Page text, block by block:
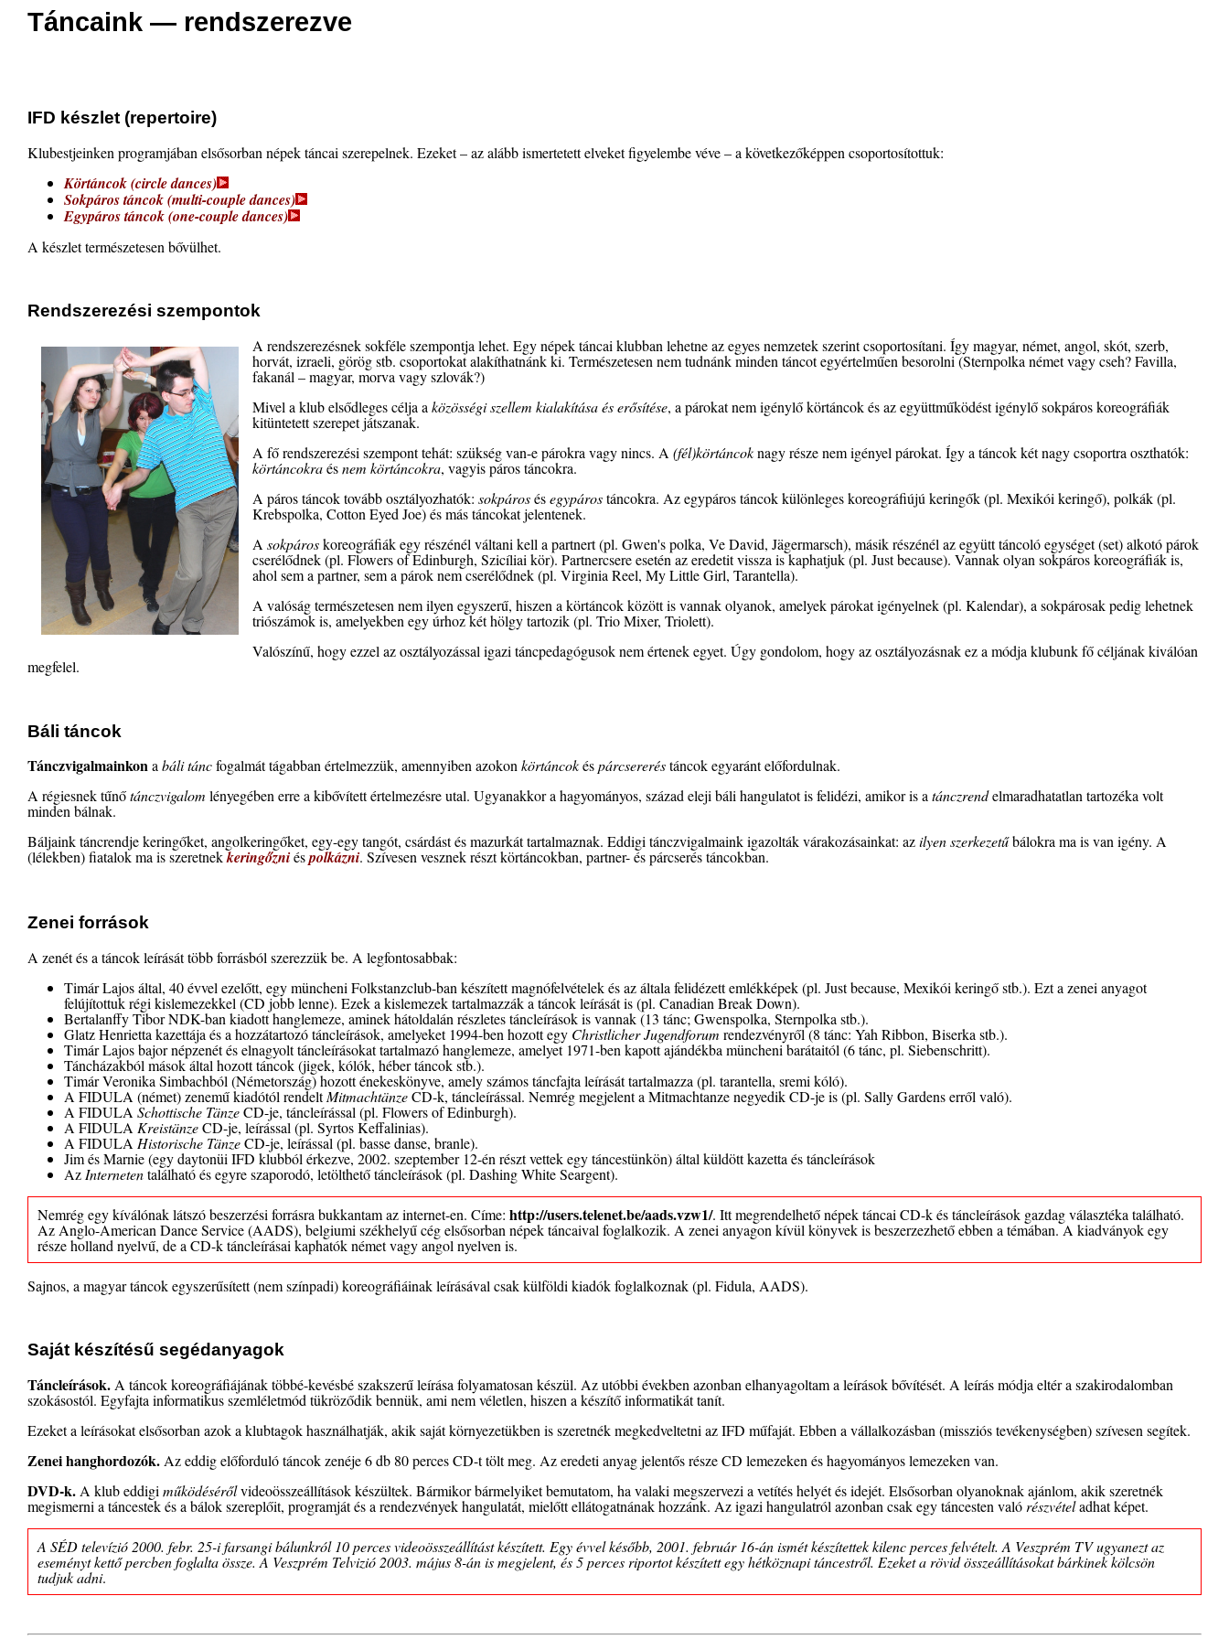
Táncaink — rendszerezve
IFD készlet (repertoire)
Klubestjeinken programjában elsősorban népek táncai szerepelnek. Ezeket – az alább ismertetett elveket figyelembe véve – a következőképpen csoportosítottuk:
Körtáncok (circle dances)
Sokpáros táncok (multi-couple dances)
Egypáros táncok (one-couple dances)
A készlet természetesen bővülhet.
Rendszerezési szempontok
A rendszerezésnek sokféle szempontja lehet. Egy népek táncai klubban lehetne az egyes nemzetek szerint csoportosítani. Így magyar, német, angol, skót, szerb,
horvát, izraeli, görög stb. csoportokat alakíthatnánk ki. Természetesen nem tudnánk minden táncot egyértelműen besorolni (Sternpolka német vagy cseh? Favilla,
fakanál – magyar, morva vagy szlovák?)
Mivel a klub elsődleges célja a közösségi szellem kialakítása és erősítése, a párokat nem igénylő körtáncok és az együttműködést igénylő sokpáros koreográfiák
kitüntetett szerepet játszanak.
A fő rendszerezési szempont tehát: szükség van-e párokra vagy nincs. A (fél)körtáncoknagy része nem igényel párokat. Így a táncok két nagy csoportra oszthatók:
körtáncokraésnem körtáncokra, vagyis páros táncokra.
A páros táncok tovább osztályozhatók: sokpárosésegypárostáncokra. Az egypáros táncok különleges koreográfiújú keringők (pl. Mexikói keringő), polkák (pl.
Krebspolka, Cotton Eyed Joe) és más táncokat jelentenek.
A sokpároskoreográfiák egy részénél váltani kell a partnert (pl. Gwen's polka, Ve David, Jägermarsch), másik részénél az együtt táncoló egységet (set) alkotó párok
cserélődnek (pl. Flowers of Edinburgh, Szicíliai kör). Partnercsere esetén az eredetit vissza is kaphatjuk (pl. Just because). Vannak olyan sokpáros koreográfiák is,
ahol sem a partner, sem a párok nem cserélődnek (pl. Virginia Reel, My Little Girl, Tarantella).
A valóság természetesen nem ilyen egyszerű, hiszen a körtáncok között is vannak olyanok, amelyek párokat igényelnek (pl. Kalendar), a sokpárosak pedig lehetnek
triószámok is, amelyekben egy úrhoz két hölgy tartozik (pl. Trio Mixer, Triolett).
Valószínű, hogy ezzel az osztályozással igazi táncpedagógusok nem értenek egyet. Úgy gondolom, hogy az osztályozásnak ez a módja klubunk fő céljának kiválóan
megfelel.
Báli táncok
Tánczvigalmainkonabáli táncfogalmát tágabban értelmezzük, amennyiben azokonkörtáncokéspárcsereréstáncok egyaránt előfordulnak.
A régiesnek tűnőtánczvigalom lényegében erre a kibővített értelmezésre utal. Ugyanakkor a hagyományos, század eleji báli hangulatot is felidézi, amikor is atánczrendelmaradhatatlan tartozéka volt
minden bálnak.
Báljaink táncrendje keringőket, angolkeringőket, egy-egy tangót, csárdást és mazurkát tartalmaznak. Eddigi tánczvigalmaink igazolták várakozásainkat: azilyen szerkezetűbálokra ma is van igény. A
(lélekben)fiatalok ma is szeretnekkeringőzniéspolkázni. Szívesen vesznek részt körtáncokban, partner- és párcserés táncokban.
Zenei források
A zenét és a táncok leírását több forrásból szerezzük be. A legfontosabbak:
Timár Lajos által, 40 évvel ezelőtt, egy müncheni Folkstanzclub-ban készített magnófelvételek és az általa felidézett emlékképek (pl. Just because, Mexikói keringő stb.). Ezt a zenei anyagot
felújítottuk régi kislemezekkel (CD jobb lenne). Ezek a kislemezek tartalmazzák a táncok leírását is (pl. Canadian Break Down).
Bertalanffy Tibor NDK-ban kiadott hanglemeze, aminek hátoldalán részletes táncleírások is vannak (13 tánc; Gwenspolka, Sternpolka stb.).
Glatz Henrietta kazettája és a hozzátartozó táncleírások, amelyeket 1994-ben hozott egy Christlicher Jugendforum rendezvényről (8 tánc: Yah Ribbon, Biserka stb.).
Timár Lajos bajor népzenét és elnagyolt táncleírásokat tartalmazó hanglemeze, amelyet 1971-ben kapott ajándékba müncheni barátaitól (6 tánc, pl. Siebenschritt).
Táncházakból mások által hozott táncok (jigek, kólók, héber táncok stb.).
Timár Veronika Simbachból (Németország) hozott énekeskönyve, amely számos táncfajta leírását tartalmazza (pl. tarantella, sremi kóló).
A FIDULA (német) zenemű kiadótól rendeltMitmachtänzeCD-k, táncleírással. Nemrég megjelent a Mitmachtanze negyedik CD-je is (pl. Sally Gardens erről való).
A FIDULA Schottische TänzeCD-je, táncleírással (pl. Flowers of Edinburgh).
A FIDULA KreistänzeCD-je, leírással (pl. Syrtos Keffalinias).
A FIDULA Historische TänzeCD-je, leírással (pl. basse danse, branle).
Jim és Marnie (egy daytonüi IFD klubból érkezve, 2002. szeptember 12-én részt vettek egy táncestünkön) által küldött kazetta és táncleírások
Az Internetentalálható és egyre szaporodó, letölthető táncleírások (pl. Dashing White Seargent).
Nemrég egy kíválónak látszó beszerzési forrásra bukkantam az internet-en. Címe: http://users.telenet.be/aads.vzw1/. Itt megrendelhető népek táncai CD-k és táncleírások gazdag választéka található.
Az Anglo-American Dance Service (AADS), belgiumi székhelyű cég elsősorban népek táncaival foglalkozik. A zenei anyagon kívül könyvek is beszerzezhető ebben a témában. A kiadványok egy
része holland nyelvű, de a CD-k táncleírásai kaphatók német vagy angol nyelven is.
Sajnos, a magyar táncok egyszerűsített (nem színpadi) koreográfiáinak leírásával csak külföldi kiadók foglalkoznak (pl. Fidula, AADS).
Saját készítésű segédanyagok
Táncleírások. A táncok koreográfiájának többé-kevésbé szakszerű leírása folyamatosan készül. Az utóbbi években azonban elhanyagoltam a leírások bővítését. A leírás módja eltér a szakirodalomban
szokásostól. Egyfajta informatikus szemléletmód tükröződik bennük, ami nem véletlen, hiszen a készítő informatikát tanít.
Ezeket a leírásokat elsősorban azok a klubtagok használhatják, akik saját környezetükben is szeretnék megkedveltetni az IFD műfaját. Ebben a vállalkozásban (missziós tevékenységben) szívesen segítek.
Zenei hanghordozók. Az eddig előforduló táncok zenéje 6 db 80 perces CD-t tölt meg. Az eredeti anyag jelentős része CD lemezeken és hagyományos lemezeken van.
DVD-k. A klub eddigi működésérőlvideoösszeállítások készültek. Bármikor bármelyiket bemutatom, ha valaki megszervezi a vetítés helyét és idejét. Elsősorban olyanoknak ajánlom, akik szeretnék
megismerni a táncestek és a bálok szereplőit, programját és a rendezvények hangulatát, mielőtt ellátogatnának hozzánk. Az igazi hangulatról azonban csak egy táncesten való részvételadhat képet.
A SÉD televízió 2000. febr. 25-i farsangi bálunkról 10 perces videoösszeállítást készített. Egy évvel később, 2001. február 16-án ismét készítettek kilenc perces felvételt. A Veszprém TV ugyanezt az
eseményt kettő percben foglalta össze. A Veszprém Telvizió 2003. május 8-án is megjelent, és 5 perces riportot készített egy hétköznapi táncestről. Ezeket a rövid összeállításokat bárkinek kölcsön
tudjuk adni.